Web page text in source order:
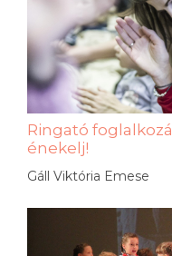
Ringató
énekelj!
Gáll Viktória Emese